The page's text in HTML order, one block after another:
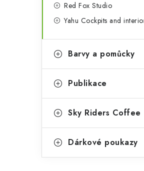
Red Fox Studio
Yahu Cockpits and
Barvy a pomůcky
Publikace
Sky Riders Coffee
Dárkové poukazy